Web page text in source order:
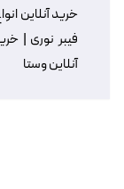
خرید آنلاین
فیبر نوری |
آنلاین وستا